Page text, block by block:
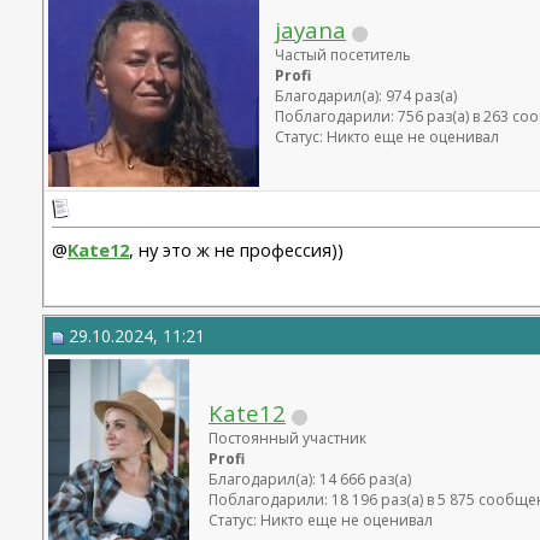
jayana
Частый посетитель
Profi
Благодарил(а): 974 раз(а)
Поблагодарили: 756 раз(а) в 263
Статус: Никто еще не оценивал
@Kate12, ну это ж не профессия))
29.10.2024, 11:21
Kate12
Постоянный участник
Profi
Благодарил(а): 14 666 раз(а)
Поблагодарили: 18 196 раз(а) в 5 875
Статус: Никто еще не оценивал